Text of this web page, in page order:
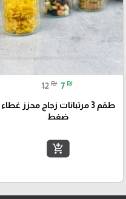
12 ₪ 7 ₪
طقم 3 مرتبانات زجاج محزز غطاء
ضغط
add_shopping_cart